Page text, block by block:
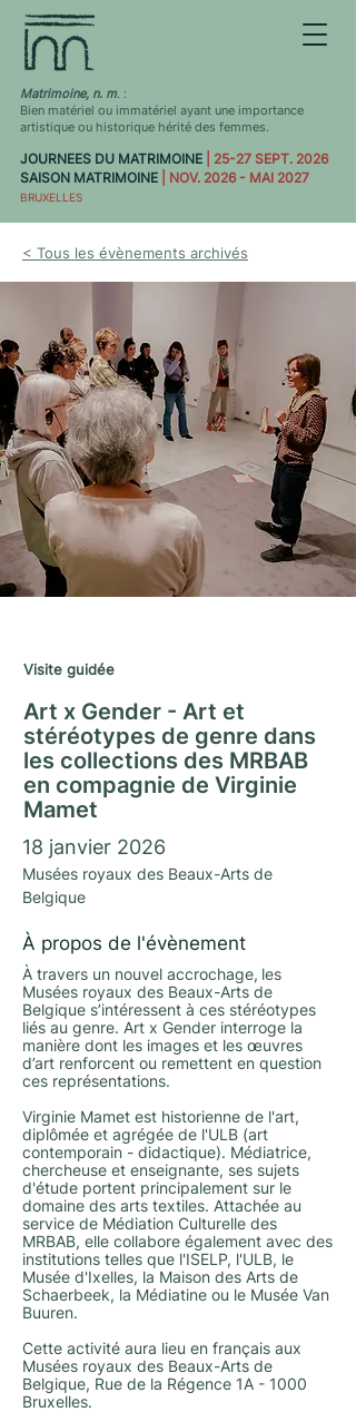
Matrimoine, n. m. :
Bien matériel ou immatériel ayant une importance
artistique ou historique hérité des femmes.
JOURNEES DU MATRIMOINE
| 25-27 SEPT. 2026
SAISON MATRIMOINE
| NOV. 2026 - MAI 2027
BRUXELLES
< Tous les évènements archivés
Visite guidée
Art x Gender - Art et
stéréotypes de genre dans
les collections des MRBAB
en compagnie de Virginie
Mamet
18 janvier 2026
Musées royaux des Beaux-Arts de
Belgique
À propos de l'évènement
À travers un nouvel accrochage, les
Musées royaux des Beaux-Arts de
Belgique s’intéressent à ces stéréotypes
liés au genre. Art x Gender interroge la
manière dont les images et les œuvres
d’art renforcent ou remettent en question
ces représentations.
Virginie Mamet est historienne de l'art,
diplômée et agrégée de l'ULB (art
contemporain - didactique). Médiatrice,
chercheuse et enseignante, ses sujets
d'étude portent principalement sur le
domaine des arts textiles. Attachée au
service de Médiation Culturelle des
MRBAB, elle collabore également avec des
institutions telles que l'ISELP, l'ULB, le
Musée d'Ixelles, la Maison des Arts de
Schaerbeek, la Médiatine ou le Musée Van
Buuren.
Cette activité aura lieu en français aux
Musées royaux des Beaux-Arts de
Belgique, Rue de la Régence 1A - 1000
Bruxelles.